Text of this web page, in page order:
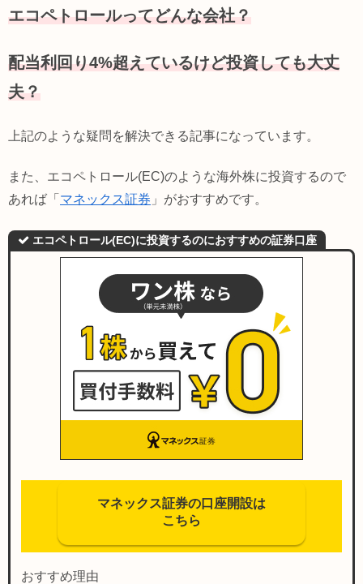
エコペトロールってどんな会社？
配当利回り4%超えているけど投資しても大丈
夫？
上記のような疑問を解決できる記事になっています。
また、エコペトロール(EC)のような海外株に投資するので
あれば「 マネックス証券 」がおすすめです。
エコペトロール(EC)に投資するのにおすすめの証券口座
マネックス証券の口座開設は
こちら
おすすめ理由